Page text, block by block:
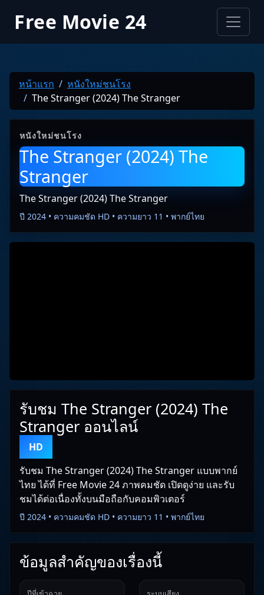
Free Movie 24
หน้าแรก
หนังใหม่ชนโรง
The Stranger (2024) The Stranger
หนังใหม่ชนโรง
The Stranger (2024) The
Stranger
The Stranger (2024) The Stranger
ปี 2024 • ความคมชัด HD • ความยาว 11 • พากย์ไทย
รับชม The Stranger (2024) The
Stranger ออนไลน์
HD
รับชม The Stranger (2024) The Stranger แบบพากย์
ไทย ได้ที่ Free Movie 24 ภาพคมชัด เปิดดูง่าย และรับ
ชมได้ต่อเนื่องทั้งบนมือถือกับคอมพิวเตอร์
ปี 2024 • ความคมชัด HD • ความยาว 11 • พากย์ไทย
ข้อมูลสำคัญของเรื่องนี้